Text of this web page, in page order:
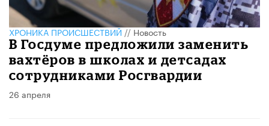
ХРОНИКА ПРОИСШЕСТВИЙ//Новость
В Госдуме предложили заменить
вахтёров в школах и детсадах
сотрудниками Росгвардии
26 апреля